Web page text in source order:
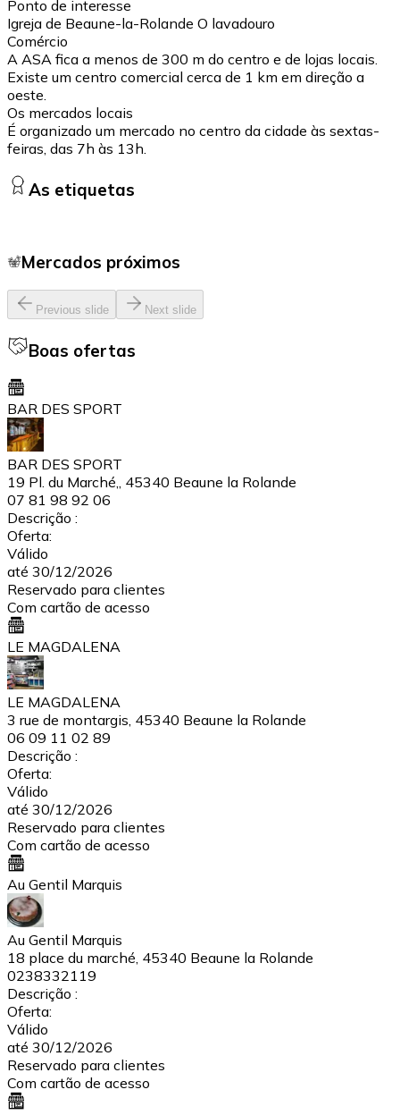
Ponto de interesse
Igreja de Beaune-la-Rolande O lavadouro
Comércio
A ASA fica a menos de 300 m do centro e de lojas locais.
Existe um centro comercial cerca de 1 km em direção a
oeste.
Os mercados locais
É organizado um mercado no centro da cidade às sextas-
feiras, das 7h às 13h.
As etiquetas
Mercados próximos
Previous slide Next slide
Boas ofertas
BAR DES SPORT
BAR DES SPORT
19 Pl. du Marché,, 45340 Beaune la Rolande
07 81 98 92 06
Descrição :
Oferta:
Válido
até 30/12/2026
Reservado para clientes
Com cartão de acesso
LE MAGDALENA
LE MAGDALENA
3 rue de montargis, 45340 Beaune la Rolande
06 09 11 02 89
Descrição :
Oferta:
Válido
até 30/12/2026
Reservado para clientes
Com cartão de acesso
Au Gentil Marquis
Au Gentil Marquis
18 place du marché, 45340 Beaune la Rolande
0238332119
Descrição :
Oferta:
Válido
até 30/12/2026
Reservado para clientes
Com cartão de acesso